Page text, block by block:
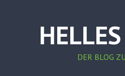
DER BLOG